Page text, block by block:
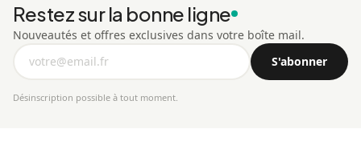
Restez sur la bonne ligne
Nouveautés et offres exclusives dans votre boîte mail.
Adresse
e-
mail
S'abonner
Désinscription possible à tout moment.